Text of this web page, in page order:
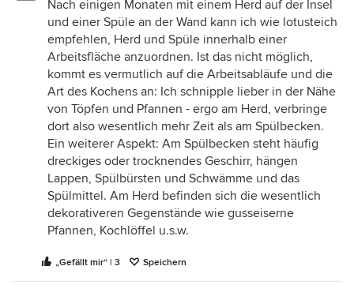
Nach einigen Monaten mit einem Herd auf der Insel
und einer Spüle an der Wand kann ich wie lotusteich
empfehlen, Herd und Spüle innerhalb einer
Arbeitsfläche anzuordnen. Ist das nicht möglich,
kommt es vermutlich auf die Arbeitsabläufe und die
Art des Kochens an: Ich schnipple lieber in der Nähe
von Töpfen und Pfannen - ergo am Herd, verbringe
dort also wesentlich mehr Zeit als am Spülbecken.
Ein weiterer Aspekt: Am Spülbecken steht häufig
dreckiges oder trocknendes Geschirr, hängen
Lappen, Spülbürsten und Schwämme und das
Spülmittel. Am Herd befinden sich die wesentlich
dekorativeren Gegenstände wie gusseiserne
Pfannen, Kochlöffel u.s.w.
„Gefällt mir“ | 3 Speichern